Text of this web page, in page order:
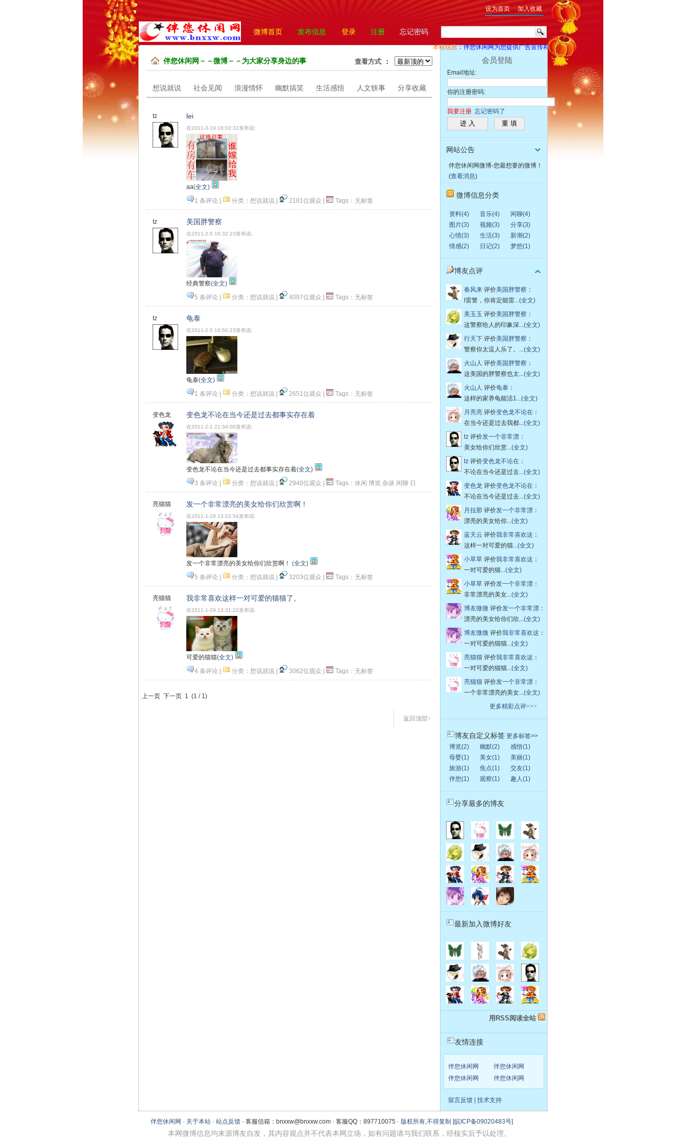
设为首页 加入收藏
微博首页 发布信息 登录 注册 忘记密码
本站信息：伴您休闲网为您提供广告宣传和产品信息发布，并诚征赞助商。有意向者，请与我
伴您休闲网－－微博－－为大家分享身边的事 查看方式 ：
想说就说 社会见闻 浪漫情怀 幽默搞笑 生活感悟 人文轶事 分享收藏
tz lei
在2011-3-19 18:02:31发布说:
aa(全文)
1 条评论
分类： 想说就说 2181位观众 Tags： 无标签
顶一下
tz
美国胖警察
在2011-2-5 16:32:23发布说:
经典警察(全文)
5 条评论
分类： 想说就说 4097位观众 Tags： 无标签
顶一下
tz
龟泰
在2011-2-5 18:50:23发布说:
龟泰(全文)
1 条评论
分类： 想说就说 2651位观众 Tags： 无标签
顶一下
变色龙
变色龙不论在当今还是过去都事实存在着
在2011-2-1 21:34:00发布说:
变色龙不论在当今还是过去都事实存在着(全文)
3 条评论
分类： 想说就说 2940位观众 Tags： 休闲 博览 杂谈 闲聊 日
记 心情
顶一下
亮猫猫 发一个非常漂亮的美女给你们欣赏啊！
在2011-1-29 13:22:54发布说:
发一个非常漂亮的美女给你们欣赏啊！ (全文)
5 条评论
分类： 想说就说 3203位观众 Tags： 无标签
顶一下
亮猫猫
我非常喜欢这样一对可爱的猫猫了。
在2011-1-29 13:31:22发布说:
可爱的猫猫(全文)
4 条评论
分类： 想说就说 3062位观众 Tags： 无标签
顶一下
上一页 下一页 1 (1 / 1)
返回顶部↑
会员登陆
Email地址:
你的注册密码:
我要注册 忘记密码了
网站公告
伴您休闲网微博-您最想要的微博！
(查看消息)
微博信息分类
资料(4) 音乐(4)
闲聊(4)
图片(3)
视频(3)
分享(3)
心情(3)
生活(3)
新潮(2)
情感(2)
日记(2) 梦想(1)
博友点评
春风来 评价美国胖警察 ：
l雷警，你肯定能雷...(全文)
美玉玉 评价美国胖警察 ：
这警察给人的印象深...(全文)
行天下 评价美国胖警察 ：
警察你太逗人乐了。...(全文)
火山人 评价美国胖警察 ：
这美国的胖警察也太...(全文)
火山人 评价龟泰 ：
这样的家养龟能活1...(全文)
月亮亮 评价变色龙不论在 ：
在当今还是过去我都...(全文)
tz 评价发一个非常漂 ：
美女给你们欣赏...(全文)
tz 评价变色龙不论在 ：
不论在当今还是过去...(全文)
变色龙 评价变色龙不论在 ：
不论在当今还是过去...(全文)
月拉那 评价发一个非常漂 ：
漂亮的美女给你...(全文)
蓝天云 评价我非常喜欢这 ：
这样一对可爱的猫...(全文)
小草草 评价我非常喜欢这 ：
一对可爱的猫...(全文)
小草草 评价发一个非常漂 ：
非常漂亮的美女...(全文)
博友微微 评价发一个非常漂 ：
漂亮的美女给你们欣...(全文)
博友微微 评价我非常喜欢这 ：
一对可爱的猫猫...(全文)
亮猫猫 评价我非常喜欢这 ：
一对可爱的猫猫...(全文)
亮猫猫 评价发一个非常漂 ：
一个非常漂亮的美女...(全文)
更多精彩点评>>>
博友自定义标签 更多标签>>
博览(2)
幽默(2)
感悟(1)
母婴(1)
美女(1)
美丽(1)
旅游(1)
焦点(1)
交友(1)
伴您(1)
观察(1) 趣人(1)
分享最多的博友
最新加入微博好友
用RSS阅读全站
友情连接
伴您休闲网
伴您休闲网
伴您休闲网
伴您休闲网
留言反馈 技术支持
伴您休闲网 · 关于本站· 站点反馈· 客服信箱：bnxxw@bnxxw.com · 客服QQ：897710075 · 版权所有,不得复制 [皖ICP备09020483号]
本网微博信息均来源博友自发，其内容观点并不代表本网立场，如有问题请与我们联系，经核实后予以处理。